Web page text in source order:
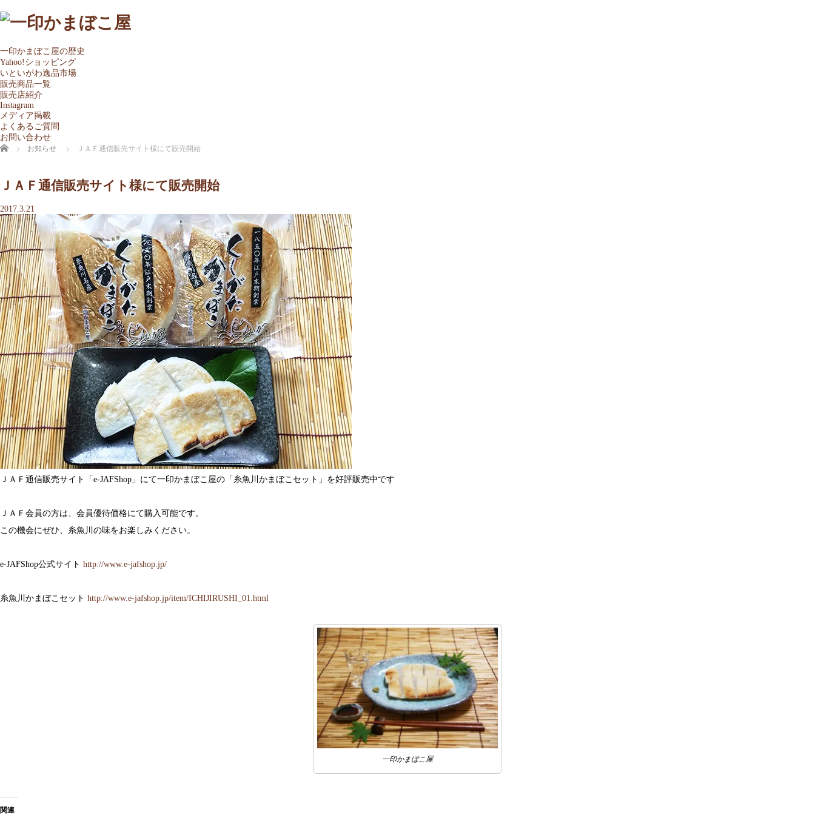
一印かまぼこ屋の歴史
Yahoo!ショッピング
いといがわ逸品市場
販売商品一覧
販売店紹介
Instagram
メディア掲載
よくあるご質問
お問い合わせ
ホーム お知らせ ＪＡＦ通信販売サイト様にて販売開始
ＪＡＦ通信販売サイト様にて販売開始
2017.3.21
ＪＡＦ通信販売サイト「e-JAFShop」にて一印かまぼこ屋の「糸魚川かまぼこセット」を好評販売中です
ＪＡＦ会員の方は、会員優待価格にて購入可能です。
この機会にぜひ、糸魚川の味をお楽しみください。
e-JAFShop公式サイト http://www.e-jafshop.jp/
糸魚川かまぼこセット http://www.e-jafshop.jp/item/ICHIJIRUSHI_01.html
一印かまぼこ屋
関連